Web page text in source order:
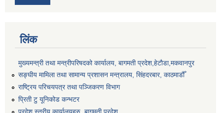
लिंक
मुख्यमन्त्री तथा मन्त्रीपरिषदको कार्यालय, बागमती प्रदेश,हेटाैडा,मकवानपुर
सङ्‍घीय मामिला तथा सामान्य प्रशासन मन्त्रालय, सिंहदरबार, काठमाडौँ
राष्ट्रिय परिचयपत्र तथा पञ्जिकरण विभाग
प्रिती टु यूनिकोड कन्भटर
प्रदेश स्तरीय कार्यालयहरु, बागमती प्रदेश